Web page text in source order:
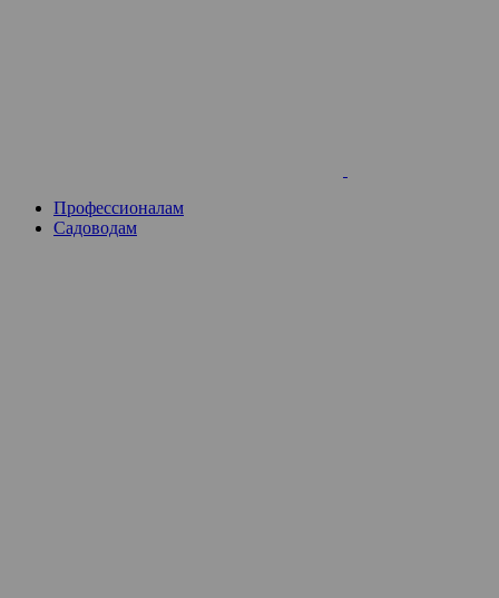
Профессионалам
Садоводам